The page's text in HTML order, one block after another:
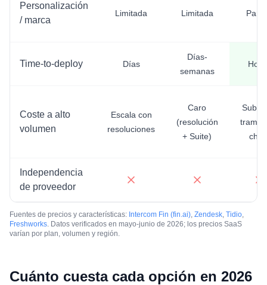
Personalización
/ marca
Limitada Limitada
Time-to-deploy Días
Días-
semanas
Coste a alto
volumen
Escala con
resoluciones
Caro
(resolución
+ Suite)
Sube
Independencia
de proveedor
Fuentes de precios y características: Intercom Fin (fin.ai), Zendesk, Tidio,
Freshworks. Datos verificados en mayo-junio de 2026; los precios SaaS
varían por plan, volumen y región.
Cuánto cuesta cada opción en 2026